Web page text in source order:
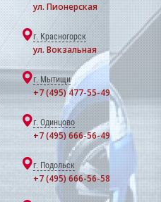
ул. Пионерская
г. Красногорск
ул. Вокзальная
г. Мытищи
+7 (495) 477-55-49
г. Одинцово
+7 (495) 666-56-49
г. Подольск
+7 (495) 666-56-58